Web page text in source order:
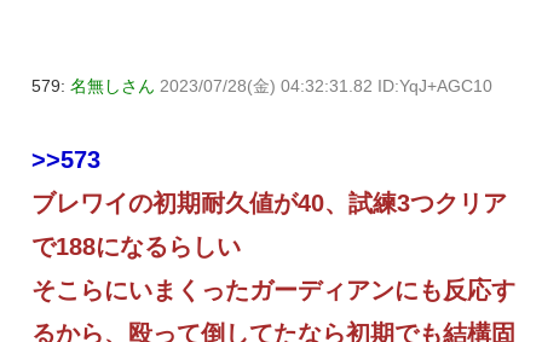
579: 名無しさん 2023/07/28(金) 04:32:31.82 ID:YqJ+AGC10
>>573
ブレワイの初期耐久値が40、試練3つクリア
で188になるらしい
そこらにいまくったガーディアンにも反応す
るから、殴って倒してたなら初期でも結構固